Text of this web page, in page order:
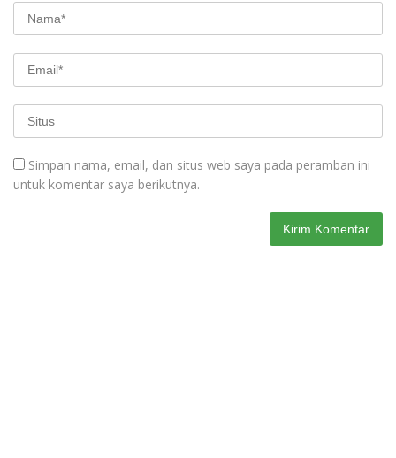
Simpan nama, email, dan situs web saya pada peramban ini
untuk komentar saya berikutnya.